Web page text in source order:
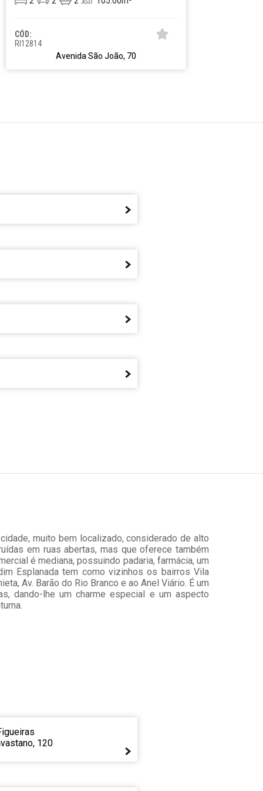
CÓD:
RI12814
Avenida São João, 70
muito bem localizado, considerado de alto
em ruas abertas, mas que oferece também
é mediana, possuindo padaria, farmácia, um
Esplanada tem como vizinhos os bairros Vila
Av. Barão do Rio Branco e ao Anel Viário. É um
dando-lhe um charme especial e um aspecto
120